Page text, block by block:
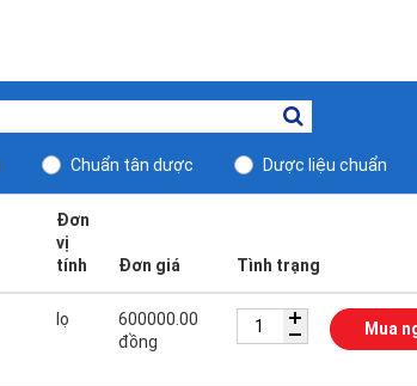
Chuẩn tân dược Dược liệu chuẩn
Đơn
vị
tính
Đơn giá Tình trạng
lọ
600000.00
đồng
Mua